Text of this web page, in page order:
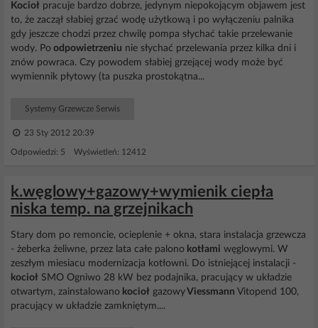
Kocioł pracuje bardzo dobrze, jedynym niepokojącym objawem jest
to, że zaczął słabiej grzać wodę użytkową i po wyłączeniu palnika
gdy jeszcze chodzi przez chwilę pompa słychać takie przelewanie
wody. Po odpowietrzeniu nie słychać przelewania przez kilka dni i
znów powraca. Czy powodem słabiej grzejącej wody może być
wymiennik płytowy (ta puszka prostokątna...
Systemy Grzewcze Serwis
23 Sty 2012 20:39
Odpowiedzi: 5 Wyświetleń: 12412
k.węglowy+gazowy+wymienik ciepła
niska temp. na grzejnikach
Stary dom po remoncie, ocieplenie + okna, stara instalacja grzewcza
- żeberka żeliwne, przez lata całe palono kotłami węglowymi. W
zeszłym miesiacu modernizacja kotłowni. Do istniejącej instalacji -
kocioł SMO Ogniwo 28 kW bez podajnika, pracujący w układzie
otwartym, zainstalowano kocioł gazowyViessmann Vitopend 100,
pracujący w układzie zamkniętym....